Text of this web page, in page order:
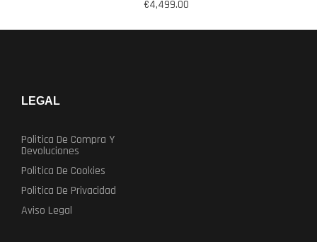
se
€4,499.00
LEGAL
Politica De Compra Y
Devoluciones
Politica De Cookies
Politica De Privacidad
Aviso Legal